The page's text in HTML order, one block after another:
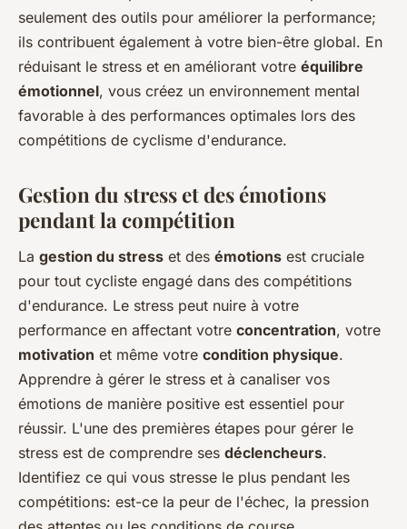
seulement des outils pour améliorer la performance;
ils contribuent également à votre bien-être global. En
réduisant le stress et en améliorant votre équilibre
émotionnel, vous créez un environnement mental
favorable à des performances optimales lors des
compétitions de cyclisme d'endurance.
Gestion du stress et des émotions
pendant la compétition
La gestion du stress et des émotions est cruciale
pour tout cycliste engagé dans des compétitions
d'endurance. Le stress peut nuire à votre
performance en affectant votre concentration, votre
motivation et même votre condition physique.
Apprendre à gérer le stress et à canaliser vos
émotions de manière positive est essentiel pour
réussir. L'une des premières étapes pour gérer le
stress est de comprendre ses déclencheurs.
Identifiez ce qui vous stresse le plus pendant les
compétitions: est-ce la peur de l'échec, la pression